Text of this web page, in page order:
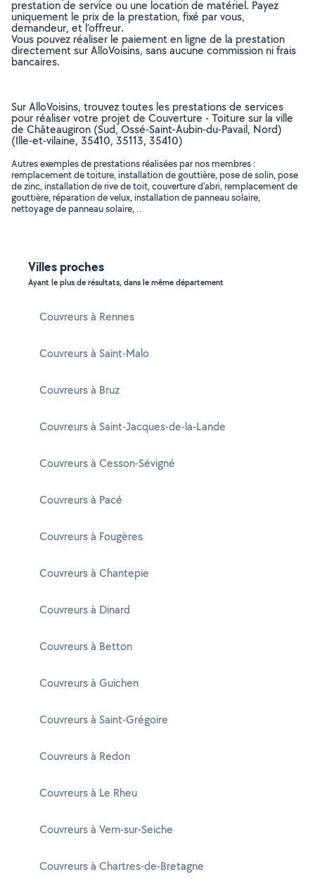
prestation de service ou une location de matériel. Payez
uniquement le prix de la prestation, fixé par vous,
demandeur, et l’offreur.
Vous pouvez réaliser le paiement en ligne de la prestation
directement sur AlloVoisins, sans aucune commission ni frais
bancaires.
Sur AlloVoisins, trouvez toutes les prestations de services
pour réaliser votre projet de Couverture - Toiture sur la ville
de Châteaugiron (Sud, Ossé-Saint-Aubin-du-Pavail, Nord)
(Ille-et-vilaine, 35410, 35113, 35410)
Autres exemples de prestations réalisées par nos membres :
remplacement de toiture, installation de gouttière, pose de solin, pose
de zinc, installation de rive de toit, couverture d'abri, remplacement de
gouttière, réparation de velux, installation de panneau solaire,
nettoyage de panneau solaire, ..
Villes proches
Ayant le plus de résultats, dans le même département
Couvreurs à Rennes
Couvreurs à Saint-Malo
Couvreurs à Bruz
Couvreurs à Saint-Jacques-de-la-Lande
Couvreurs à Cesson-Sévigné
Couvreurs à Pacé
Couvreurs à Fougères
Couvreurs à Chantepie
Couvreurs à Dinard
Couvreurs à Betton
Couvreurs à Guichen
Couvreurs à Saint-Grégoire
Couvreurs à Redon
Couvreurs à Le Rheu
Couvreurs à Vern-sur-Seiche
Couvreurs à Chartres-de-Bretagne